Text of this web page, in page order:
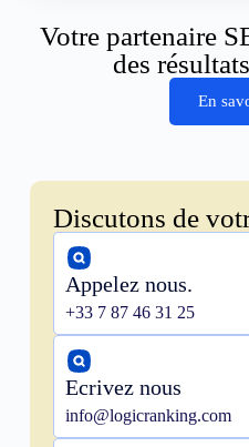
Votre partenaire
des
En
Discutons de
Appelez nous.
+33 7 87 46 31 25
Ecrivez nous
info@logicranking.com